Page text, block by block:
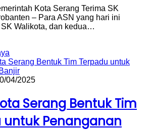
Kota Serang Terima SK
– Para ASN yang hari ini
Walikota, dan kedua…
04/2025
Serang Bentuk Tim
untuk Penanganan